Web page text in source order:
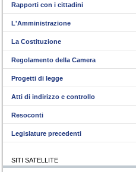
Rapporti con i cittadini
L'Amministrazione
La Costituzione
Regolamento della Camera
Progetti di legge
Atti di indirizzo e controllo
Resoconti
Legislature precedenti
SITI SATELLITE